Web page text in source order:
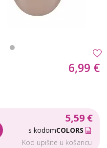
6,99 €
5,59 €
s kodomCOLORS
Kod upišite u košaricu